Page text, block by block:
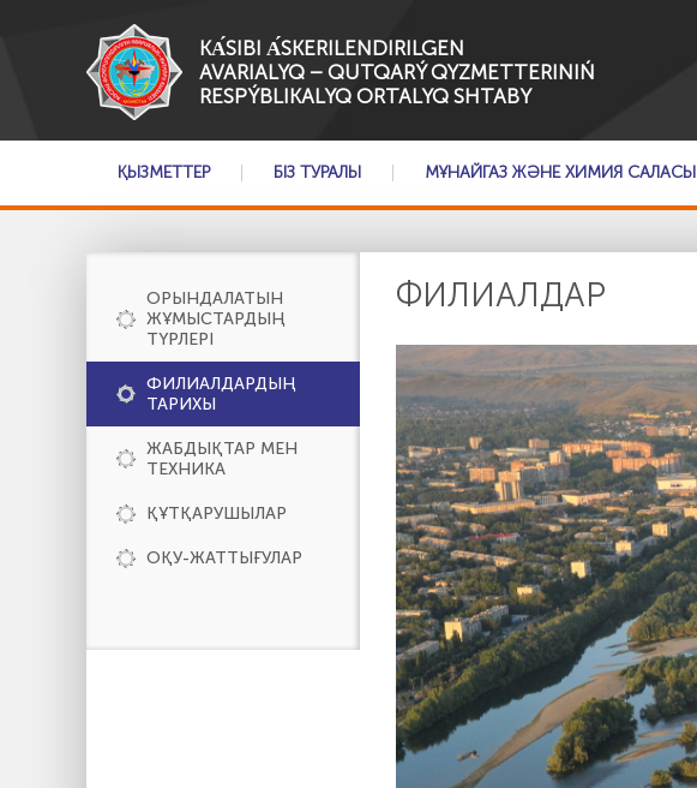
KА́SІBI А́SKERILENDIRILGEN
AVARIALYQ – QUTQARÝ QYZMETTERINIŃ
RESPÝBLIKALYQ ORTALYQ SHTABY
ҚЫЗМЕТТЕР БІЗ ТУРАЛЫ МҰНАЙГАЗ ЖӘНЕ ХИМИЯ САЛАСЫ
ОРЫНДАЛАТЫН
ЖҰМЫСТАРДЫҢ
ТҮРЛЕРІ
ФИЛИАЛДАРДЫҢ
ТАРИХЫ
ЖАБДЫҚТАР МЕН
ТЕХНИКА
ҚҰТҚАРУШЫЛАР
ОҚУ-ЖАТТЫҒУЛАР
ФИЛИАЛДАР